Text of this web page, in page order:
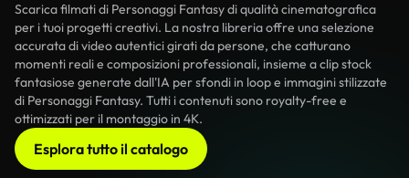
Scarica filmati di Personaggi Fantasy di qualità cinematografica
per i tuoi progetti creativi. La nostra libreria offre una selezione
accurata di video autentici girati da persone, che catturano
momenti reali e composizioni professionali, insieme a clip stock
fantasiose generate dall'IA per sfondi in loop e immagini stilizzate
di Personaggi Fantasy. Tutti i contenuti sono royalty-free e
ottimizzati per il montaggio in 4K.
Esplora tutto il catalogo